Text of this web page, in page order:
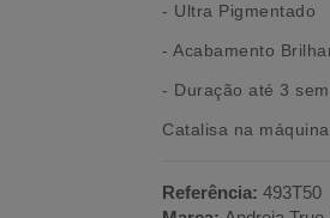
- Ultra Pigmentado
- Acabamento
- Duração até 3
Catalisa na
Referência: 493T50